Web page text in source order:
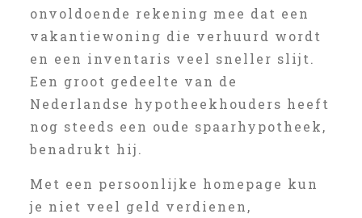
onvoldoende rekening mee dat een
vakantiewoning die verhuurd wordt
en een inventaris veel sneller slijt.
Een groot gedeelte van de
Nederlandse hypotheekhouders heeft
nog steeds een oude spaarhypotheek,
benadrukt hij.
Met een persoonlijke homepage kun
je niet veel geld verdienen,